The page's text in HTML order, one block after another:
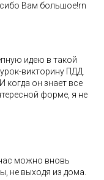
Вам большое!rn
идею в такой
викторину ПДД.
когда он знает все
форме, я не
можно вновь
не выходя из дома.